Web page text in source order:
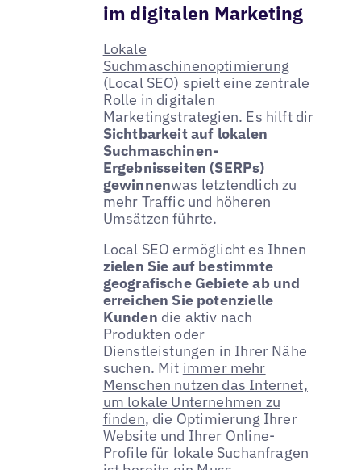
im digitalen Marketing
Lokale
Suchmaschinenoptimierung
(Local SEO) spielt eine zentrale
Rolle in digitalen
Marketingstrategien. Es hilft dir
Sichtbarkeit auf lokalen
Suchmaschinen-
Ergebnisseiten (SERPs)
gewinnenwas letztendlich zu
mehr Traffic und höheren
Umsätzen führte.
Local SEO ermöglicht es Ihnen
zielen Sie auf bestimmte
geografische Gebiete ab und
erreichen Sie potenzielle
Kunden die aktiv nach
Produkten oder
Dienstleistungen in Ihrer Nähe
suchen. Mit immer mehr
Menschen nutzen das Internet,
um lokale Unternehmen zu
finden, die Optimierung Ihrer
Website und Ihrer Online-
Profile für lokale Suchanfragen